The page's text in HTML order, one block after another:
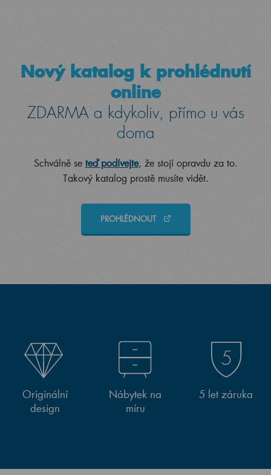
Nový katalog k prohlédnutí
online
ZDARMA a kdykoliv, přímo u vás
doma
Schválně se teď podívejte, že stojí opravdu za to.
Takový katalog prostě musíte vidět.
PROHLÉDNOUT
Originální
design
Nábytek na
míru
5 let záruka